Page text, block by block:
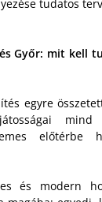
tudatos
Győr: mit kell
egyre
mind
előtérbe
és modern